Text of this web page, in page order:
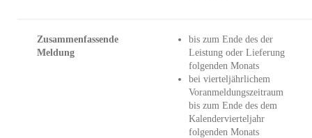
Zusammenfassende
Meldung
bis zum Ende des der
Leistung oder Lieferung
folgenden Monats
bei vierteljährlichem
Voranmeldungszeitraum
bis zum Ende des dem
Kalendervierteljahr
folgenden Monats